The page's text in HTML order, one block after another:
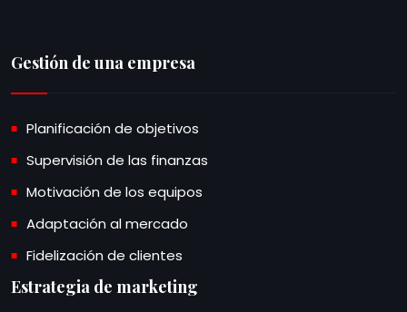
Gestión de una empresa
Planificación de objetivos
Supervisión de las finanzas
Motivación de los equipos
Adaptación al mercado
Fidelización de clientes
Estrategia de marketing